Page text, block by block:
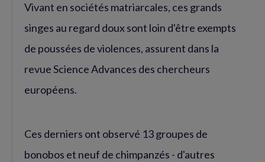
Vivant en sociétés matriarcales, ces grands
singes au regard doux sont loin d'être exempts
de poussées de violences, assurent dans la
revue Science Advances des chercheurs
européens.
Ces derniers ont observé 13 groupes de
bonobos et neuf de chimpanzés - d'autres